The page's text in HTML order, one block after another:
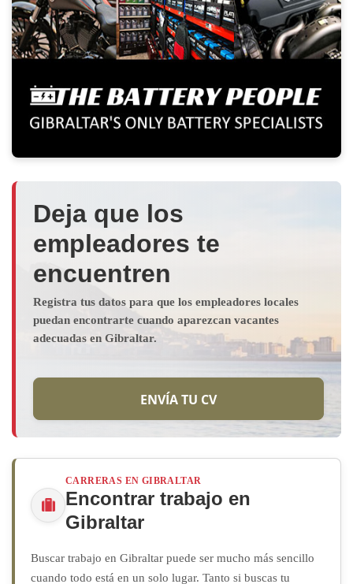
Deja que los
empleadores te
encuentren
Registra tus datos para que los empleadores locales
puedan encontrarte cuando aparezcan vacantes
adecuadas en Gibraltar.
ENVÍA TU CV
CARRERAS EN GIBRALTAR
Encontrar trabajo en
Gibraltar
Buscar trabajo en Gibraltar puede ser mucho más sencillo
cuando todo está en un solo lugar. Tanto si buscas tu